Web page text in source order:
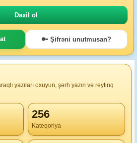
🔑 Şifrəni unutmusan?
yazıları oxuyun, şərh yazın və reytinq
256
Kateqoriya